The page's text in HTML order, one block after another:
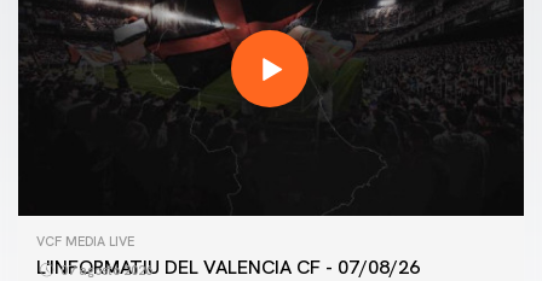
VCF MEDIA LIVE
L'INFORMATIU DEL VALENCIA CF - 07/08/26
07 agosto 2026